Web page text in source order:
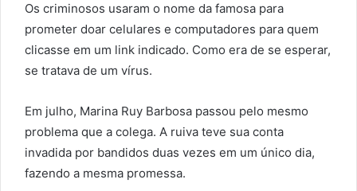
Os criminosos usaram o nome da famosa para
prometer doar celulares e computadores para quem
clicasse em um link indicado. Como era de se esperar,
se tratava de um vírus.
Em julho, Marina Ruy Barbosa passou pelo mesmo
problema que a colega. A ruiva teve sua conta
invadida por bandidos duas vezes em um único dia,
fazendo a mesma promessa.